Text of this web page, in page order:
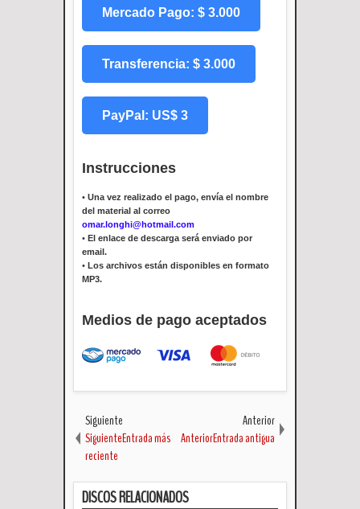
Mercado Pago: $ 3.000
Transferencia: $ 3.000
PayPal: US$ 3
Instrucciones
• Una vez realizado el pago, envía el nombre
del material al correo
omar.longhi@hotmail.com
• El enlace de descarga será enviado por
email.
• Los archivos están disponibles en formato
MP3.
Medios de pago aceptados
Siguiente
SiguienteEntrada más
reciente
Anterior
AnteriorEntrada antigua
DISCOS RELACIONADOS